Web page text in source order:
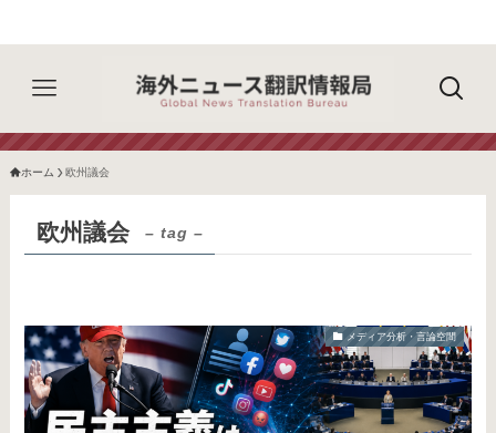
ホーム 欧州議会
欧州議会 – tag –
メディア分析・言論空間